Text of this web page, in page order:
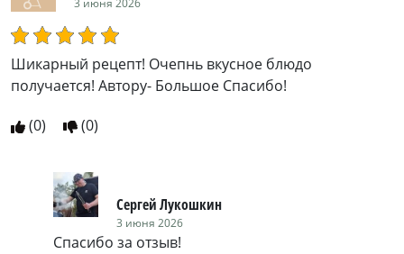
3 июня 2026
Шикарный рецепт! Очепнь вкусное блюдо
получается! Автору- Большое Спасибо!
(0) (0)
Сергей Лукошкин
3 июня 2026
Спасибо за отзыв!